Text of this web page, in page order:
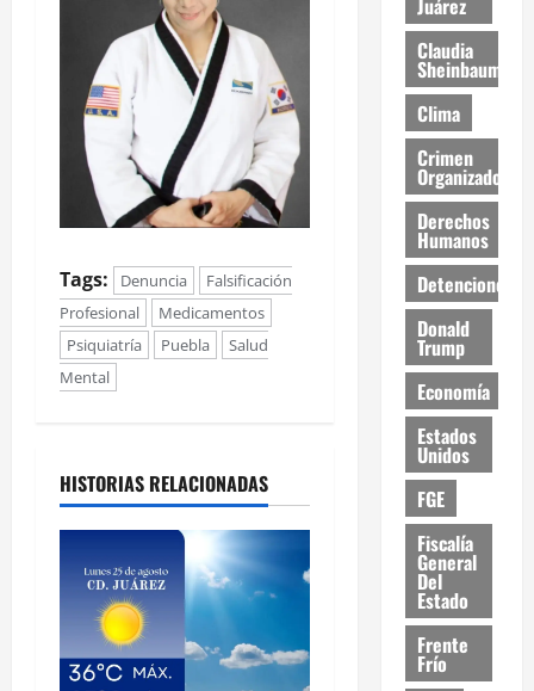
Tags: Denuncia
Falsificación
Profesional
Medicamentos
Psiquiatría
Puebla
Salud
Mental
HISTORIAS RELACIONADAS
Juárez
Claudia
Sheinbaum
Clima
Crimen
Organizado
Derechos
Humanos
Detenciones
Donald
Trump
Economía
Estados
Unidos
FGE
Fiscalía
General
Del
Estado
Frente
Frío